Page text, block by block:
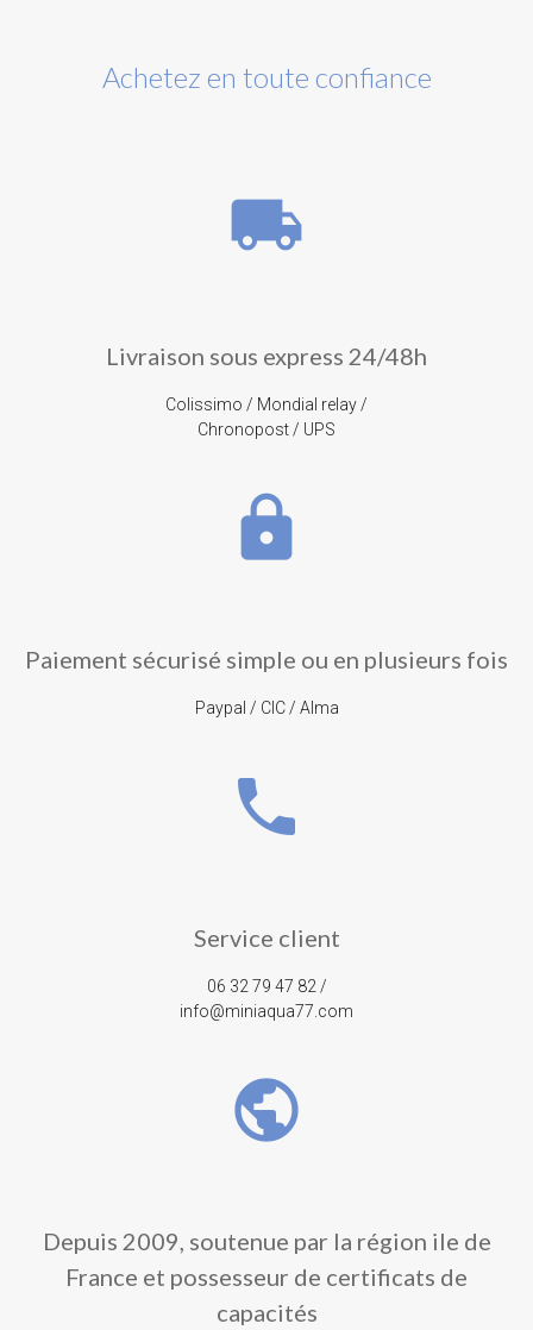
Achetez en toute confiance
local_shipping
Livraison sous express 24/48h
Colissimo / Mondial relay /
Chronopost / UPS
lock
Paiement sécurisé simple ou en plusieurs fois
Paypal / CIC / Alma
phone
Service client
06 32 79 47 82 /
info@miniaqua77.com
public
Depuis 2009, soutenue par la région ile de
France et possesseur de certificats de
capacités